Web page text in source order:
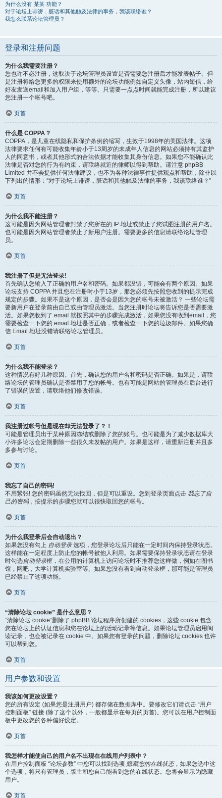
为什么没有 某某 功能？
对于论坛上诽谤，脏话和其他触及法律的事务，我该联络谁？
我怎么联系论坛管理员？
登录和注册问题
为什么我需要注册？
您也许不必注册，这取决于论坛管理员设置是否需要您注册后才能发表帖子。但
是注册将给您更多的权限来使用额外的论坛功能例如自定义头像，站内短信，给
好友发送email和加入用户组，等等。只需要一点点时间就能完成注册，所以建议
您注册一个帐号吧。
页首
什么是 COPPA？
COPPA，是儿童在线隐私和保护条例的缩写，生效于1998年的美国法律。这项
法律要求任何有可能收集年龄小于13周岁的未成年人信息的网站必须持有其监护
人的同意书，或者其他形式的合法依据才能收集其身份信息。如果您不能确认此
法律是否对您的行为有约束，请联络就近的律师以得到帮助。请注意 phpBB
Limited 并不会提供任何法律建议，也不为各种法律事件提供观点和帮助，除非以
下列出的情形：“对于论坛上诽谤，脏话和其他触及法律的事务，我该联络谁？”
页首
为什么我不能注册？
这可能是因为网站管理者封禁了您所在的 IP 地址或禁止了您试图注册的用户名。
也可能是因为网站管理者禁止了新用户注册。需要更多的信息请联络论坛管理
员。
页首
我注册了但是无法登录!
首先确认您输入了正确的用户名和密码。如果都没错，可能会有两个原因。如果
论坛支持 COPPA 并且您在注册时小于13岁，那您必须先按照您收到的提示完成
规定的步骤。如果不是这个原因，是否会是因为您的帐号未被激活？ 一些论坛需
要新用户在登录前由自己或由管理员激活。当您注册时论坛将告诉您是否需要激
活。如果您收到了 email 就按照其中的步骤完成激活，如果您没有收到email，您
需要检查一下您的 email 地址是否正确，或者检查一下您的垃圾邮件。如果您确
信 Email 地址没错请联络论坛管理员。
页首
为什么我不能登录？
这种情况有好几种原因。首先，确认您的用户名和密码是否正确。如果是，请联
络论坛的管理员确认是否禁用了您的帐号。也有可能是网站的管理员在后台进行
了错误的设置，请联络他们修改错误。
页首
我注册过帐号但是现在却无法登录了？！
可能是管理员出于某种原因冻结或删除了您的账号。也可能是为了减少数据库大
小许多论坛会定期删除一些很久未发帖的用户。如果是这样，请重新注册并且多
多参与讨论。
页首
我忘了自己的密码!
不用紧张! 您的密码虽然无法找回，但是可以重设。您到登录页面点击 我忘了自
己的密码，按提示的步骤您就可以很快取回您的帐号。
页首
为什么我登录后会自动退出？
如果您没有勾上 自动登录选项，您登录论坛后只能在一定时间内保持登录状态。
这样能在一定程度上防止您的帐号被他人利用。如果需要保持登录状态请在登录
时勾选自动登录框，在公用的计算机上访问论坛时不推荐您这样做，例如在图书
馆，网吧，大学计算机实验室等。如果您没有看到自动登录框，那可能是管理员
已经禁止了这项功能。
页首
“清除论坛 cookie” 是什么意思？
“清除论坛 cookie”删除了 phpBB 论坛程序所创建的 cookies，这些 cookie 包含
您在论坛上的认证信息和您在论坛上的活动记录等信息。如果论坛管理员启用阅
读记录，也会被记录在 cookie 中。如果您有登录的问题，删除论坛 cookies 也许
可以帮到您。
页首
用户参数和设置
我该如何更改设置？
您的所有设定 (如果您是注册用户) 都存储在数据库中。要修改它们请点击 “用户
控制面板” 链接 (除了这个以外，一般都显示在每页的页首)。您可以在用户控制面
板中更改您的各种偏好设定。
页首
我怎样才能使自己的用户名不出现在在线用户列表中？
在用户控制面板 “论坛参数” 中您可以找到选项 隐藏您的在线状态，如果您选中这
个选项，将只有管理员，版主和您自己能看到您的在线状态。您将会显示为隐藏
用户。
页首